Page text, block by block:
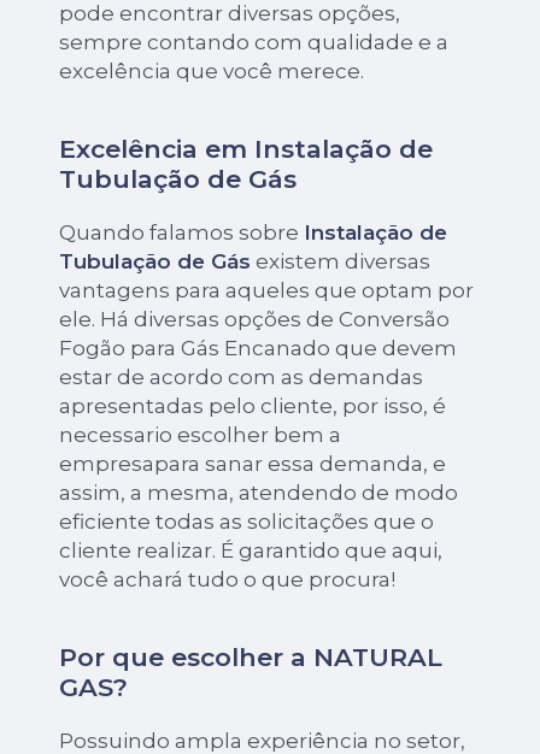
pode encontrar diversas opções,
sempre contando com qualidade e a
excelência que você merece.
Excelência em Instalação de
Tubulação de Gás
Quando falamos sobre Instalação de
Tubulação de Gás existem diversas
vantagens para aqueles que optam por
ele. Há diversas opções de Conversão
Fogão para Gás Encanado que devem
estar de acordo com as demandas
apresentadas pelo cliente, por isso, é
necessario escolher bem a
empresapara sanar essa demanda, e
assim, a mesma, atendendo de modo
eficiente todas as solicitações que o
cliente realizar. É garantido que aqui,
você achará tudo o que procura!
Por que escolher a NATURAL
GAS?
Possuindo ampla experiência no setor,